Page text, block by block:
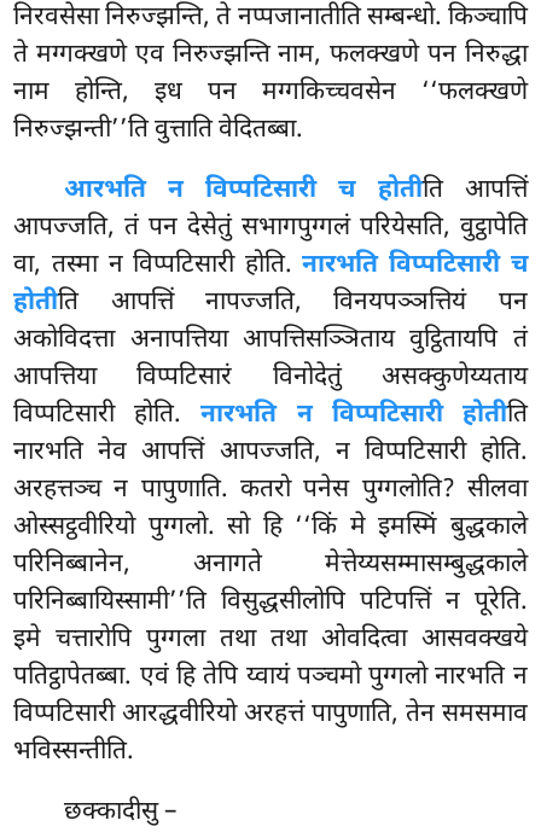
निरवसेसा निरुज्झन्ति, ते नप्पजानातीति सम्बन्धो. किञ्चापि
ते मग्गक्खणे एव निरुज्झन्ति नाम, फलक्खणे पन निरुद्धा
नाम होन्ति, इध पन मग्गकिच्चवसेन ‘‘फलक्खणे
निरुज्झन्ती’’ति वुत्ताति वेदितब्बा.
आरभति न विप्पटिसारी च होतीति आपत्तिं
आपज्जति, तं पन देसेतुं सभागपुग्गलं परियेसति, वुट्ठापेति
वा, तस्मा न विप्पटिसारी होति.नारभति विप्पटिसारी च
होतीति आपत्तिं नापज्जति, विनयपञ्ञत्तियं पन
अकोविदत्ता अनापत्तिया आपत्तिसञ्ञिताय वुट्ठितायपि तं
आपत्तिया विप्पटिसारं विनोदेतुं असक्कुणेय्यताय
विप्पटिसारी होति.नारभति न विप्पटिसारी होतीति
नारभति नेव आपत्तिं आपज्जति, न विप्पटिसारी होति.
अरहत्तञ्चन पापुणाति. कतरो पनेस पुग्गलोति? सीलवा
ओस्सट्ठवीरियो पुग्गलो. सो हि ‘‘किं मे इमस्मिं बुद्धकाले
परिनिब्बानेन, अनागते मेत्तेय्यसम्मासम्बुद्धकाले
परिनिब्बायिस्सामी’’ति विसुद्धसीलोपि पटिपत्तिं न पूरेति.
इमे चत्तारोपि पुग्गला तथा तथा ओवदित्वा आसवक्खये
पतिट्ठापेतब्बा. एवं हि तेपि य्वायं पञ्चमो पुग्गलो नारभति न
विप्पटिसारी आरद्धवीरियो अरहत्तं पापुणाति, तेन समसमाव
भविस्सन्तीति.
छक्कादीसु –